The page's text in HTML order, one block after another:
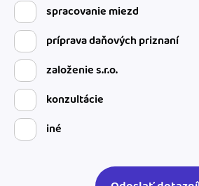
spracovanie miezd
príprava daňových priznaní
založenie s.r.o.
konzultácie
iné